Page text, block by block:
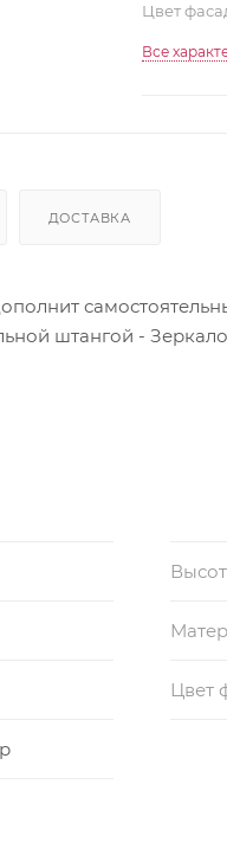
Цвет
Все
ДОСТАВКА
штангой -
Цвет